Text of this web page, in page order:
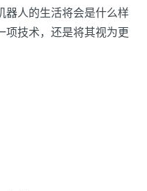
器人的生活将会是什么样
技术，还是将其视为更